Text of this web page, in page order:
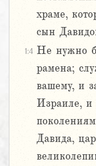
храме,
сын
1:4 Не нужно
рамена;
вашему, и
Израиле, и
Давида,